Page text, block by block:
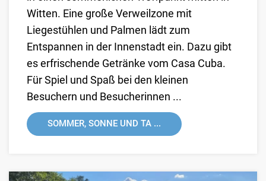
Witten. Eine große Verweilzone mit
Liegestühlen und Palmen lädt zum
Entspannen in der Innenstadt ein. Dazu gibt
es erfrischende Getränke vom Casa Cuba.
Für Spiel und Spaß bei den kleinen
Besuchern und Besucherinnen ...
SOMMER, SONNE UND TA ...